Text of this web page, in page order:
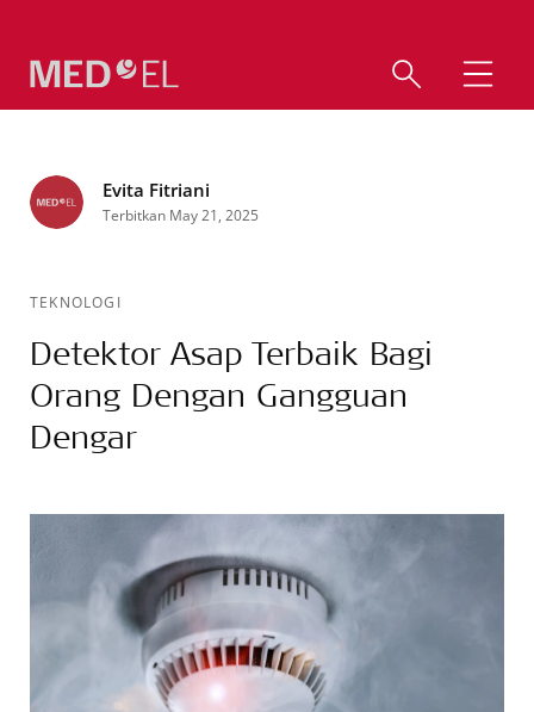
Evita Fitriani
Terbitkan May 21, 2025
TEKNOLOGI
Detektor Asap Terbaik Bagi
Orang Dengan Gangguan
Dengar